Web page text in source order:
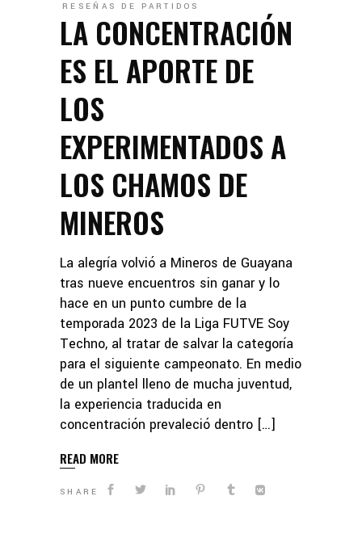
RESEÑAS DE PARTIDOS
LA CONCENTRACIÓN
ES EL APORTE DE
LOS
EXPERIMENTADOS A
LOS CHAMOS DE
MINEROS
La alegría volvió a Mineros de Guayana
tras nueve encuentros sin ganar y lo
hace en un punto cumbre de la
temporada 2023 de la Liga FUTVE Soy
Techno, al tratar de salvar la categoría
para el siguiente campeonato. En medio
de un plantel lleno de mucha juventud,
la experiencia traducida en
concentración prevaleció dentro […]
READ MORE
SHARE